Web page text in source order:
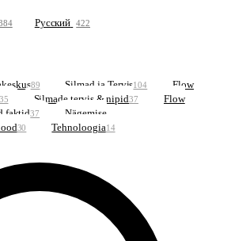
Русский 422
89 Silmad ja Tervis104
Flow
35 Silmade tervis & nipid37
Flow
faktid37
Nägemise
30 Tehnoloogia14